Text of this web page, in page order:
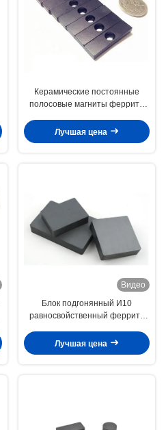
Керамические постоянные
полосовые магниты феррита
ферритового куба
Лучшая цена
Видео
Блок подгонянный И10
равносвойственный феррита
кс 4мм
Лучшая цена